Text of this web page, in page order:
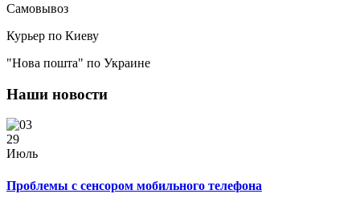
Самовывоз
Курьер по Киеву
"Нова пошта" по Украине
Наши новости
29
Июль
Проблемы с сенсором мобильного телефона